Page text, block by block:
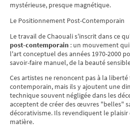
mystérieuse, presque magnétique.
Le Positionnement Post-Contemporain
Le travail de Chaouali s'inscrit dans ce
post-contemporain : un mouvement
l'art conceptuel des années 1970-2000
savoir-faire manuel, de la beauté
Ces artistes ne renoncent pas à la
contemporain, mais ils y ajoutent une
technique souvent négligée dans les
acceptent de créer des œuvres "belles"
décorativisme. Ils revendiquent le
matière.